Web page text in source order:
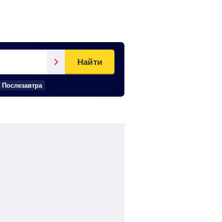
Послезавтра
Найти